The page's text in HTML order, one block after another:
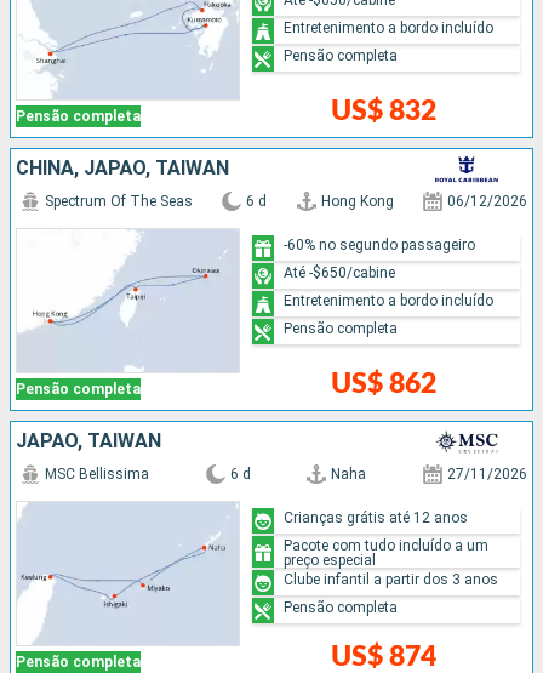
Pensão completa US$ 832
Entretenimento a bordo incluído
Pensão completa
CHINA, JAPÃO, TAIWAN
Pensão completa
Spectrum Of The Seas 6 d Hong Kong 06/12/2026
US$ 862
-60% no segundo passageiro
Até -$650/cabine
Entretenimento a bordo incluído
Pensão completa
JAPÃO, TAIWAN
Pensão completa
MSC Bellissima 6 d Naha 27/11/2026
US$ 874
Crianças grátis até 12 anos
Pacote com tudo incluído a um
preço especial
Clube infantil a partir dos 3 anos
Pensão completa